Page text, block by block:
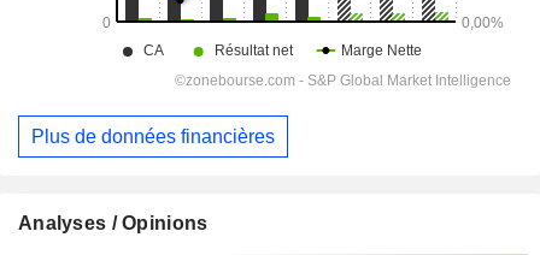
Plus de données financières
Analyses / Opinions